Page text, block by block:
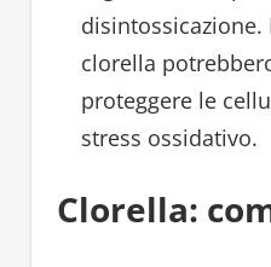
clorella
proteggere le
stress ossidativo.
Clorella: